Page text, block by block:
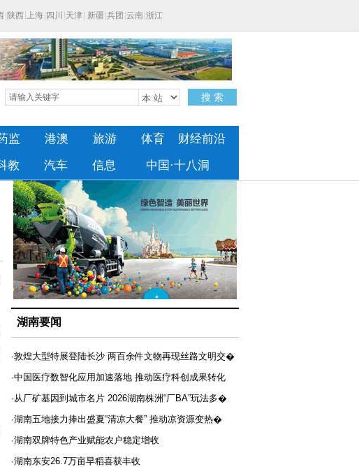
湖南要闻
·敦煌大型特展登陆长沙 两百余件文物再现丝路文明交�
·中国医疗数智化应用加速落地 推动医疗科创成果转化
·从厂矿基因到城市名片 2026湖南株洲“厂BA”玩法多�
·湖南五地接力捧出盛夏“清凉大餐” 推动凉资源变热�
·湖南双牌特色产业赋能农户稳定增收
·湖南东安26.7万亩早稻喜获丰收